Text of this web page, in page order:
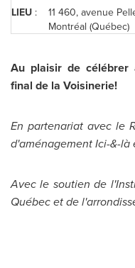
LIEU :
11 460, avenue
Montréal (Québec)
Au plaisir de célébrer
final de la Voisinerie!
En partenariat avec le
d'aménagement Ici-&-là
Avec le soutien de
Québec et de